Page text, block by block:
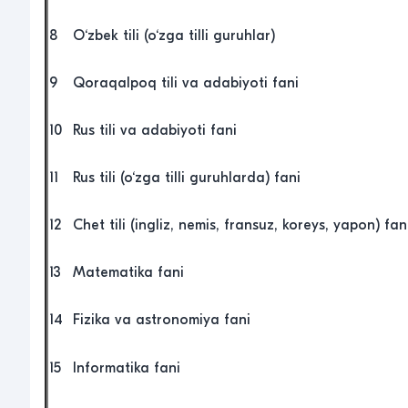
8 O‘zbek tili (o‘zga tilli guruhlar)
9 Qoraqalpoq tili va adabiyoti fani
10 Rus tili va adabiyoti fani
11 Rus tili (o‘zga tilli guruhlarda) fani
12 Chet tili (ingliz, nemis, fransuz, koreys, yapon)
13 Matematika fani
14 Fizika va astronomiya fani
15 Informatika fani